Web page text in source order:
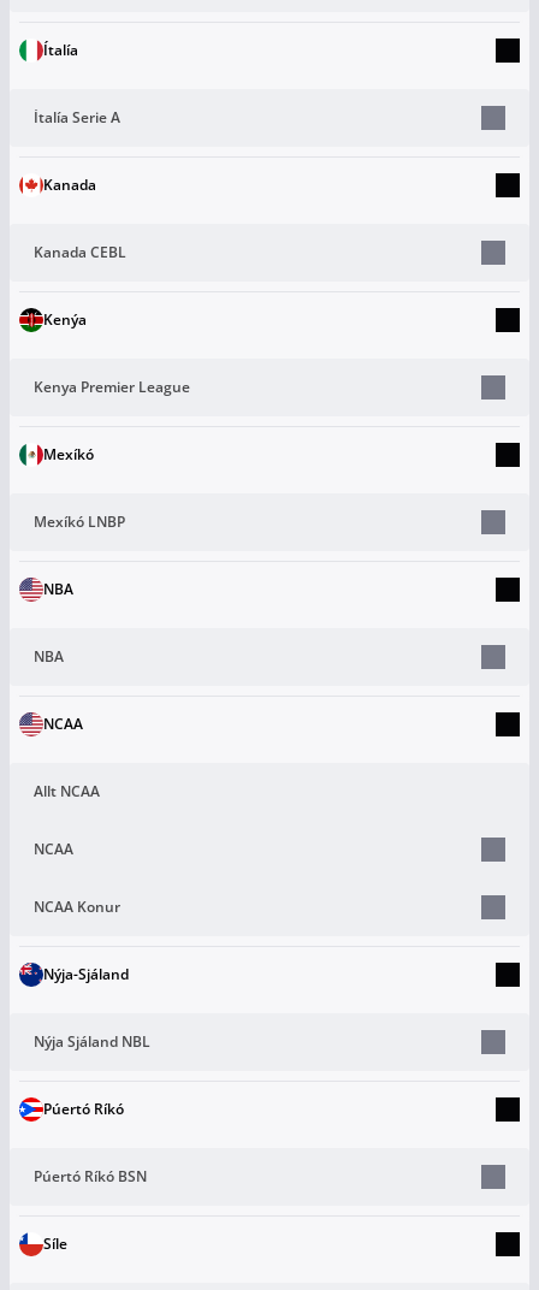
Ítalía
Ítalía Serie A
Kanada
Kanada CEBL
Kenýa
Kenya Premier League
Mexíkó
Mexíkó LNBP
NBA
NBA
NCAA
Allt NCAA
NCAA
NCAA Konur
Nýja-Sjáland
Nýja Sjáland NBL
Púertó Ríkó
Púertó Ríkó BSN
Síle